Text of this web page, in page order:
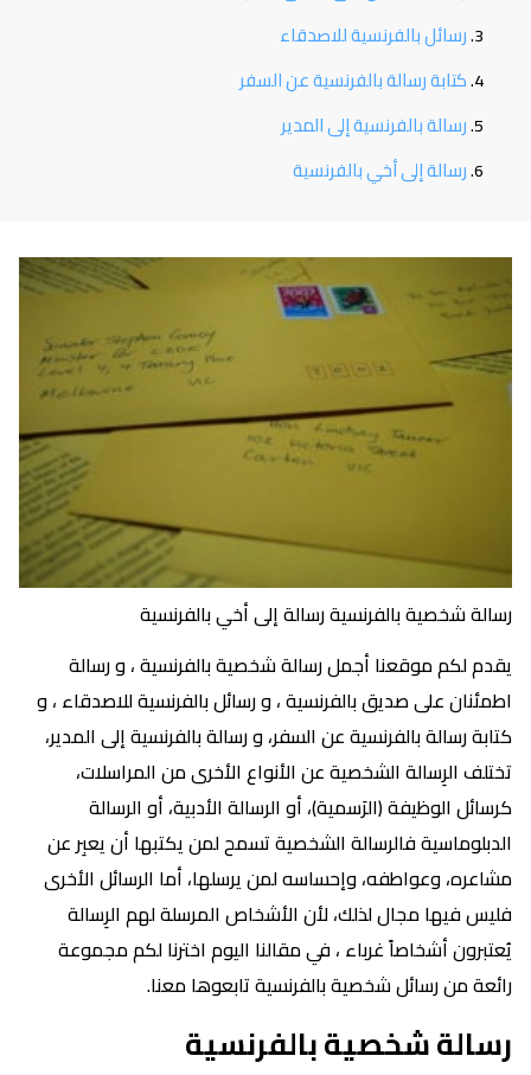
رسائل بالفرنسية للاصدقاء
كتابة رسالة بالفرنسية عن السفر
رسالة بالفرنسية إلى المدير
رسالة إلى أخي بالفرنسية
رسالة شخصية بالفرنسية رسالة إلى أخي بالفرنسية
يقدم لكم موقعنا أجمل رسالة شخصية بالفرنسية ، و رسالة
اطمئنان على صديق بالفرنسية ، و رسائل بالفرنسية للاصدقاء ، و
كتابة رسالة بالفرنسية عن السفر، و رسالة بالفرنسية إلى المدير،
تختلف الرِسالة الشخصية عن الأنواع الأخرى من المراسلات،
كرسائل الوظيفة (الرَسمية)، أو الرسالة الأدبية، أو الرسالة
الدبلوماسية فالرسالة الشخصية تسمح لمن يكتبها أن يعبِر عن
مشاعره، وعواطفه، وإحساسه لمن يرسلها، أما الرسائل الأخرى
فليس فيها مجال لذلك، لأن الأشخاص المرسلة لهم الرِسالة
يُعتبرون أشخاصاً غرباء ، في مقالنا اليوم اخترنا لكم مجموعة
رائعة من رسائل شخصية بالفرنسية تابعوها معنا.
رسالة شخصية بالفرنسية